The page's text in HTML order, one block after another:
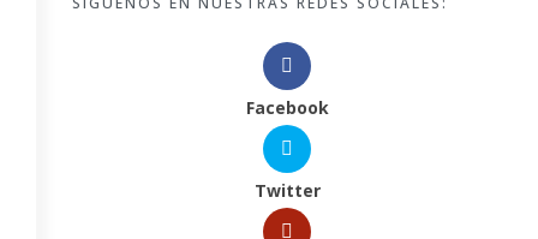
Facebook
Twitter